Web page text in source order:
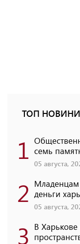
ТОП НОВИНИ
1 семь
05 августа,
2 Младенцам
деньги
05 августа,
3 В